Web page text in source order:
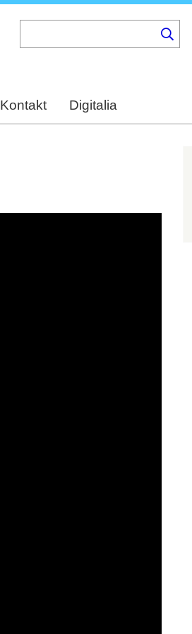
Kontakt Digitalia